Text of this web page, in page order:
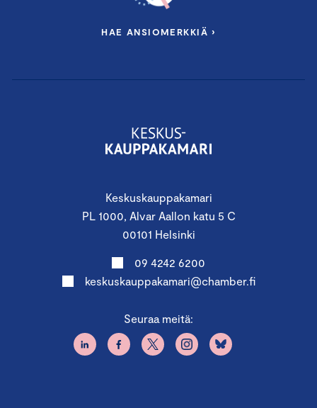
Keskuskauppakamari
PL 1000, Alvar Aallon katu 5 C
00101 Helsinki
09 4242 6200
keskuskauppakamari@chamber.fi
Seuraa meitä:
HAE ANSIOMERKKIÄ ›